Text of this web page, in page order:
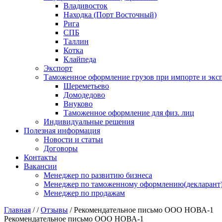
Владивосток
Находка (Порт Восточный)
Рига
СПБ
Таллин
Котка
Клайпеда
Экспорт
Таможенное оформление грузов при импорте и
Шереметьево
Домодедово
Внуково
Таможенное оформление для физ. лиц
Индивидуальные решения
Полезная информация
Новости и статьи
Договоры
Контакты
Вакансии
Менеджер по развитию бизнеса
Менеджер по таможенному
Менеджер по продажам
Главная //Отзывы /Рекомендательное письмо ООО НОВА-1
Рекомендательное письмо ООО НОВА-1